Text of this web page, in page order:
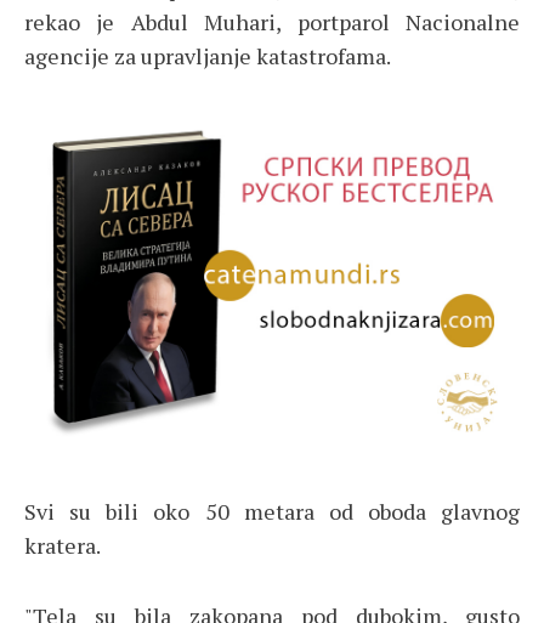
rekao je Abdul Muhari, portparol Nacionalne
agencije za upravljanje katastrofama.
Svi su bili oko 50 metara od oboda glavnog
kratera.
"Tela su bila zakopana pod dubokim, gusto